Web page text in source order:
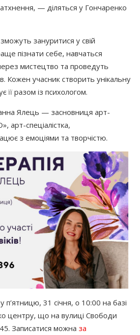
— діляться у Гончаренко
зануритися у свій
пізнати себе, навчаться
мистецтво та проведуть
Кожен учасник створить унікальну
її разом із психологом.
Ялець — засновниця арт-
», арт-спеціалістка,
з емоціями та творчістю.
п’ятницю, 31 січня, о 10:00 на базі
центру, що на вулиці Свободи
Записатися можна за